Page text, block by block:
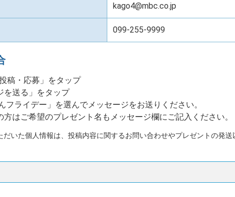
kago4@mbc.co.jp
099-255-9999
稿・応募」をタップ
送る」をタップ
ライデー」を選んでメッセージをお送りください。
はご希望のプレゼント名もメッセージ欄にご記入ください。
だいた個人情報は、投稿内容に関するお問い合わせやプレゼントの発送